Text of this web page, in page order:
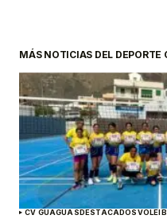
MÁS NOTICIAS DEL DEPORTE
CV GUAGUASDESTACADOS